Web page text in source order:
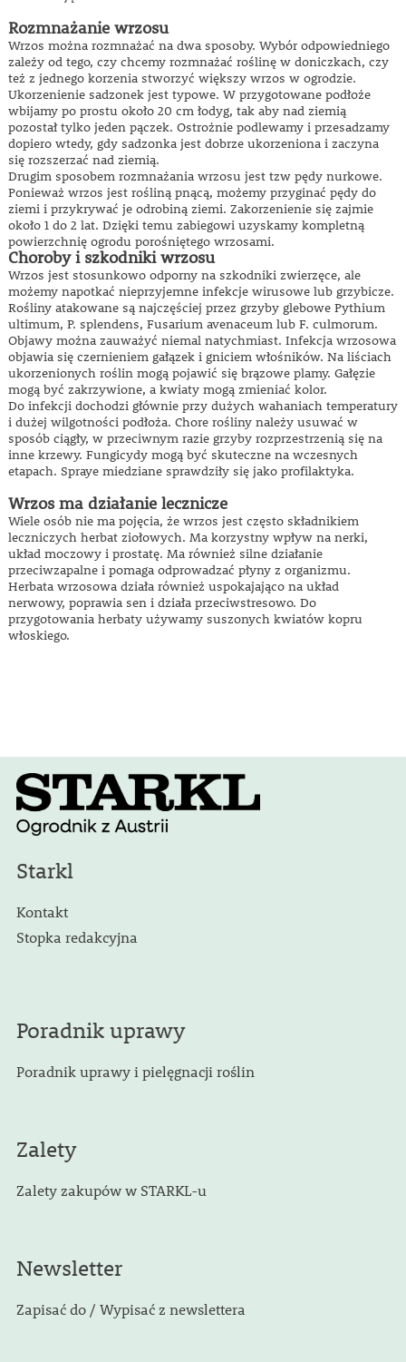
Rozmnażanie wrzosu
Wrzos można rozmnażać na dwa sposoby. Wybór odpowiedniego
zależy od tego, czy chcemy rozmnażać roślinę w doniczkach, czy
też z jednego korzenia stworzyć większy wrzos w ogrodzie.
Ukorzenienie sadzonek jest typowe. W przygotowane podłoże
wbijamy po prostu około 20 cm łodyg, tak aby nad ziemią
pozostał tylko jeden pączek. Ostrożnie podlewamy i przesadzamy
dopiero wtedy, gdy sadzonka jest dobrze ukorzeniona i zaczyna
się rozszerzać nad ziemią.
Drugim sposobem rozmnażania wrzosu jest tzw pędy nurkowe.
Ponieważ wrzos jest rośliną pnącą, możemy przyginać pędy do
ziemi i przykrywać je odrobiną ziemi. Zakorzenienie się zajmie
około 1 do 2 lat. Dzięki temu zabiegowi uzyskamy kompletną
powierzchnię ogrodu porośniętego wrzosami.
Choroby i szkodniki wrzosu
Wrzos jest stosunkowo odporny na szkodniki zwierzęce, ale
możemy napotkać nieprzyjemne infekcje wirusowe lub grzybicze.
Rośliny atakowane są najczęściej przez grzyby glebowe Pythium
ultimum, P. splendens, Fusarium avenaceum lub F. culmorum.
Objawy można zauważyć niemal natychmiast. Infekcja wrzosowa
objawia się czernieniem gałązek i gniciem włośników. Na liściach
ukorzenionych roślin mogą pojawić się brązowe plamy. Gałęzie
mogą być zakrzywione, a kwiaty mogą zmieniać kolor.
Do infekcji dochodzi głównie przy dużych wahaniach temperatury
i dużej wilgotności podłoża. Chore rośliny należy usuwać w
sposób ciągły, w przeciwnym razie grzyby rozprzestrzenią się na
inne krzewy. Fungicydy mogą być skuteczne na wczesnych
etapach. Spraye miedziane sprawdziły się jako profilaktyka.
Wrzos ma działanie lecznicze
Wiele osób nie ma pojęcia, że ​​wrzos jest często składnikiem
leczniczych herbat ziołowych. Ma korzystny wpływ na nerki,
układ moczowy i prostatę. Ma również silne działanie
przeciwzapalne i pomaga odprowadzać płyny z organizmu.
Herbata wrzosowa działa również uspokajająco na układ
nerwowy, poprawia sen i działa przeciwstresowo. Do
przygotowania herbaty używamy suszonych kwiatów kopru
włoskiego.
Starkl
Kontakt
Stopka redakcyjna
Poradnik uprawy
Poradnik uprawy i pielęgnacji roślin
Zalety
Zalety zakupów w STARKL-u
Newsletter
Zapisać do / Wypisać z newslettera